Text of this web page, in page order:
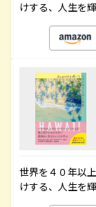
けする、人生を
世界を４０年以
けする、人生を